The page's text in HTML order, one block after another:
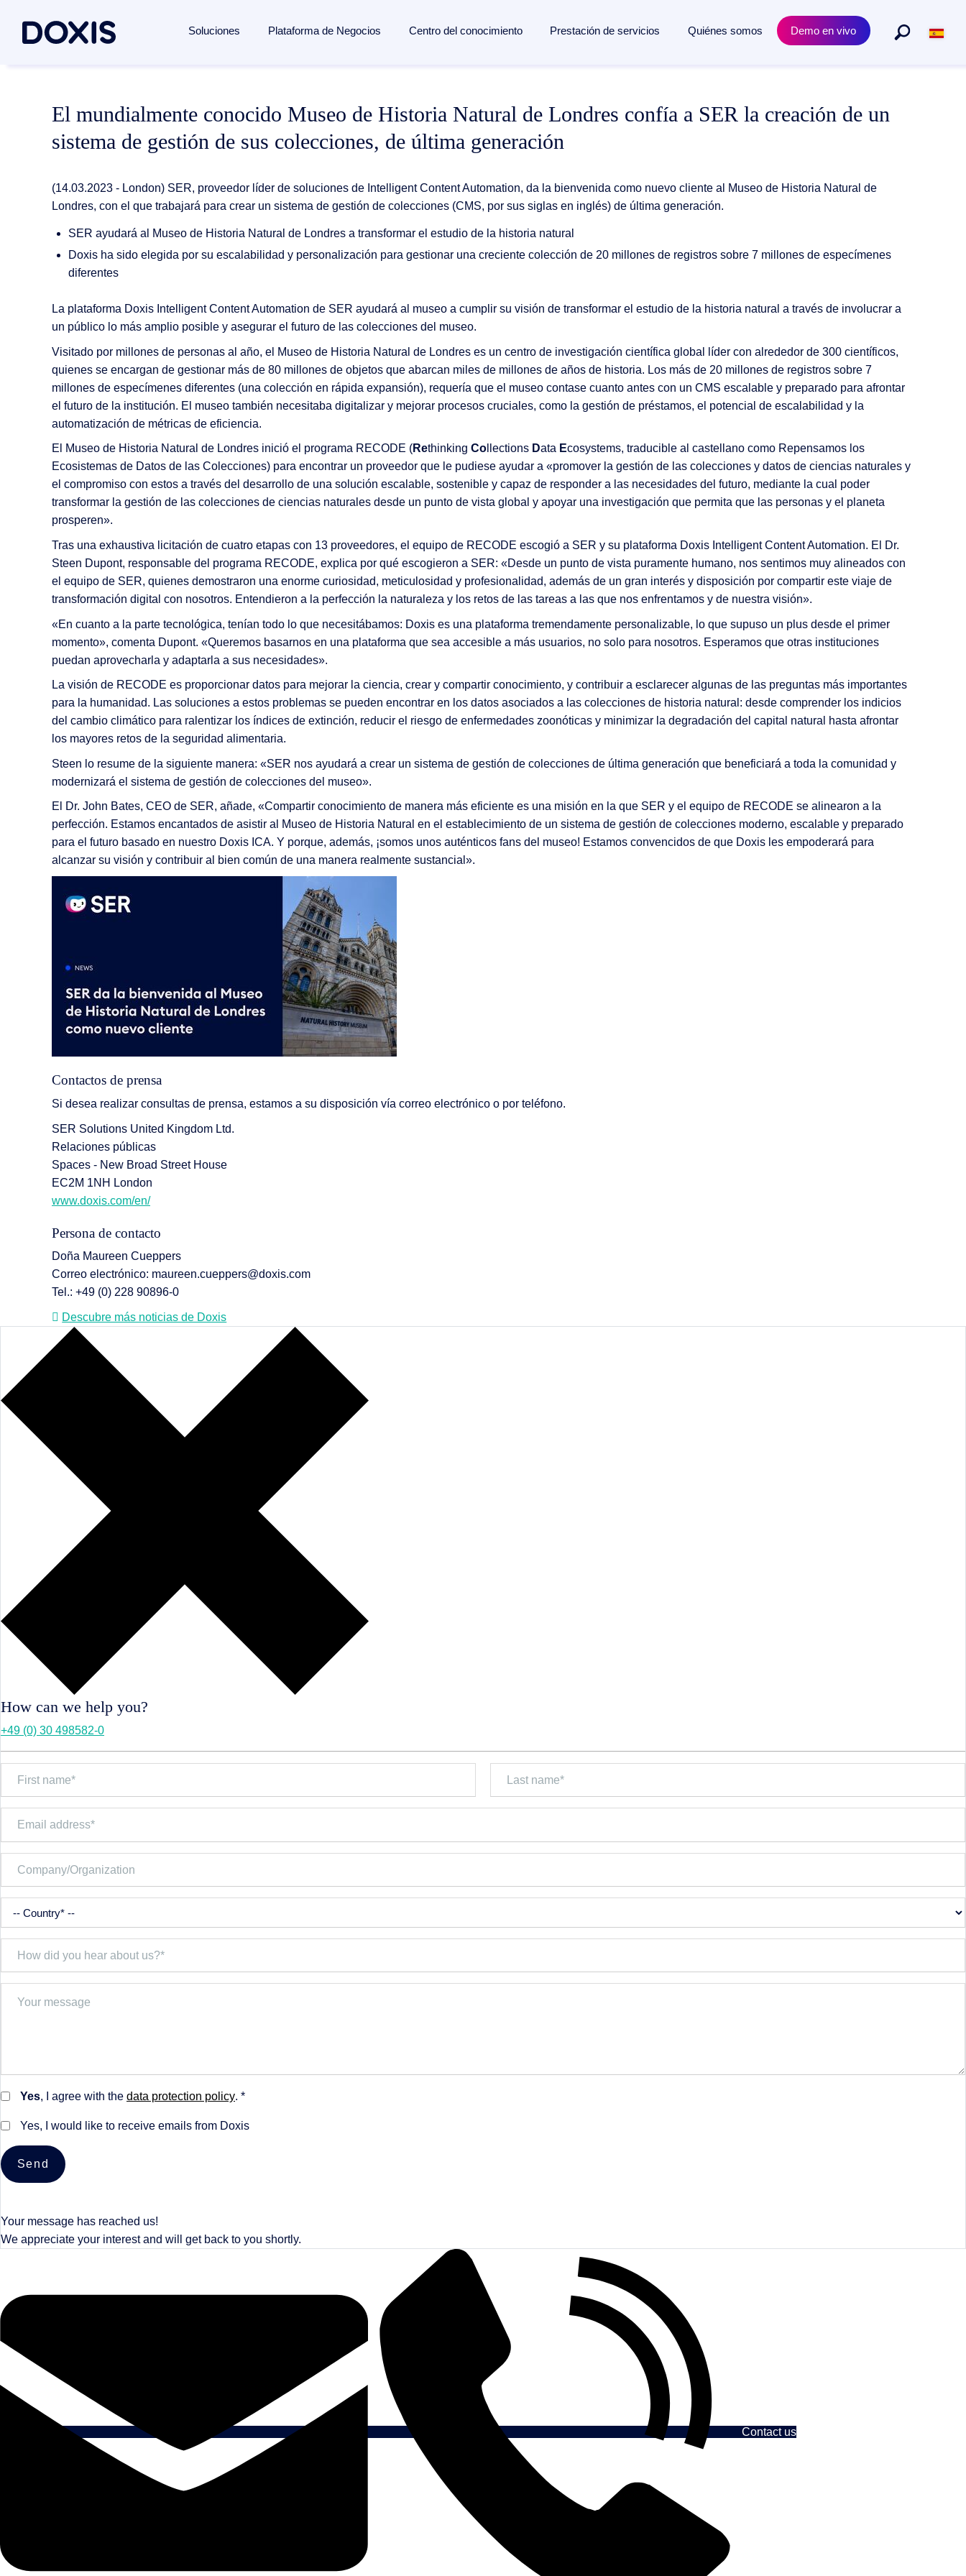
Soluciones
Gestión documental
Facturación automatizada
pedido
Gestión de contratos
Cliente 360°
Proveedor 360°
Búsqueda empresarial
Gestión de Calidad
Recursos humanos
Automatización del correo entrante
Automatización inteligente de
procesos Purchase-to-Pay con
Doxis
SAP y Salesforce
SAP
Salesforce
Integración ERP
Industria manufacturera
Retail
Proveedores de Servicios
Plataforma de Negocios
Doxis Intelligent Content Automation
Doxis Fast Starters
La inteligencia artificial en el ECM
Habilitación del trabajo remoto
Colaboración
Crea tu propia aplicación
SaaS
Centro del conocimiento
Seminarios Web
Entrenamientos SERacademy
Portal de Ideas
Blog
Informes de analistas
Referencias
Forrester
Lee el estudio
Prestación de servicios
Servicios gestionados
Partners
Quiénes somos
Responsabilidad Social Empresaria
Locaciones
Demo en vivo
El mundialmente conocido Museo de Historia Natural de Londres confía a SER la creación de un
sistema de gestión de sus colecciones, de última generación
(14.03.2023 - London) SER, proveedor líder de soluciones de Intelligent Content Automation, da la bienvenida como nuevo cliente al Museo de Historia Natural de
Londres, con el que trabajará para crear un sistema de gestión de colecciones (CMS, por sus siglas en inglés) de última generación.
SER ayudará al Museo de Historia Natural de Londres a transformar el estudio de la historia natural
Doxis ha sido elegida por su escalabilidad y personalización para gestionar una creciente colección de 20 millones de registros sobre 7 millones de especímenes
diferentes
La plataforma Doxis Intelligent Content Automation de SER ayudará al museo a cumplir su visión de transformar el estudio de la historia natural a través de involucrar a
un público lo más amplio posible y asegurar el futuro de las colecciones del museo.
Visitado por millones de personas al año, el Museo de Historia Natural de Londres es un centro de investigación científica global líder con alrededor de 300 científicos,
quienes se encargan de gestionar más de 80 millones de objetos que abarcan miles de millones de años de historia. Los más de 20 millones de registros sobre 7
millones de especímenes diferentes (una colección en rápida expansión), requería que el museo contase cuanto antes con un CMS escalable y preparado para afrontar
el futuro de la institución. El museo también necesitaba digitalizar y mejorar procesos cruciales, como la gestión de préstamos, el potencial de escalabilidad y la
automatización de métricas de eficiencia.
El Museo de Historia Natural de Londres inició el programa RECODE (Rethinking Co llections Data Ecosystems, traducible al castellano como Repensamos los
Ecosistemas de Datos de las Colecciones) para encontrar un proveedor que le pudiese ayudar a «promover la gestión de las colecciones y datos de ciencias naturales y
el compromiso con estos a través del desarrollo de una solución escalable, sostenible y capaz de responder a las necesidades del futuro, mediante la cual poder
transformar la gestión de las colecciones de ciencias naturales desde un punto de vista global y apoyar una investigación que permita que las personas y el planeta
prosperen».
Tras una exhaustiva licitación de cuatro etapas con 13 proveedores, el equipo de RECODE escogió a SER y su plataforma Doxis Intelligent Content Automation. El Dr.
Steen Dupont, responsable del programa RECODE, explica por qué escogieron a SER: «Desde un punto de vista puramente humano, nos sentimos muy alineados con
el equipo de SER, quienes demostraron una enorme curiosidad, meticulosidad y profesionalidad, además de un gran interés y disposición por compartir este viaje de
transformación digital con nosotros. Entendieron a la perfección la naturaleza y los retos de las tareas a las que nos enfrentamos y de nuestra visión».
«En cuanto a la parte tecnológica, tenían todo lo que necesitábamos: Doxis es una plataforma tremendamente personalizable, lo que supuso un plus desde el primer
momento», comenta Dupont. «Queremos basarnos en una plataforma que sea accesible a más usuarios, no solo para nosotros. Esperamos que otras instituciones
puedan aprovecharla y adaptarla a sus necesidades».
La visión de RECODE es proporcionar datos para mejorar la ciencia, crear y compartir conocimiento, y contribuir a esclarecer algunas de las preguntas más importantes
para la humanidad. Las soluciones a estos problemas se pueden encontrar en los datos asociados a las colecciones de historia natural: desde comprender los indicios
del cambio climático para ralentizar los índices de extinción, reducir el riesgo de enfermedades zoonóticas y minimizar la degradación del capital natural hasta afrontar
los mayores retos de la seguridad alimentaria.
Steen lo resume de la siguiente manera: «SER nos ayudará a crear un sistema de gestión de colecciones de última generación que beneficiará a toda la comunidad y
modernizará el sistema de gestión de colecciones del museo».
El Dr. John Bates, CEO de SER, añade, «Compartir conocimiento de manera más eficiente es una misión en la que SER y el equipo de RECODE se alinearon a la
perfección. Estamos encantados de asistir al Museo de Historia Natural en el establecimiento de un sistema de gestión de colecciones moderno, escalable y preparado
para el futuro basado en nuestro Doxis ICA. Y porque, además, ¡somos unos auténticos fans del museo! Estamos convencidos de que Doxis les empoderará para
alcanzar su visión y contribuir al bien común de una manera realmente sustancial».
Contactos de prensa
Si desea realizar consultas de prensa, estamos a su disposición vía correo electrónico o por teléfono.
SER Solutions United Kingdom Ltd.
Relaciones públicas
Spaces - New Broad Street House
EC2M 1NH London
www.doxis.com/en/
Persona de contacto
Doña Maureen Cueppers
Correo electrónico: maureen.cueppers@doxis.com
Tel.: +49 (0) 228 90896-0
Descubre más noticias de Doxis
How can we help you?
+49 (0) 30 498582-0
Yes, I agree with the data protection policy. *
Yes, I would like to receive emails from Doxis
Send
Your message has reached us!
We appreciate your interest and will get back to you shortly.
Contact us